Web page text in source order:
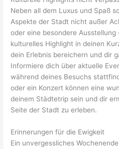
Neben all dem Luxus und Spaß
Aspekte der Stadt nicht außer
oder eine besondere Ausstellung
kulturelles Highlight in deinen
dein Erlebnis bereichern und dir
Informiere dich über aktuelle
während deines Besuchs
oder ein Konzert können eine
deinem Städtetrip sein und dir
Seite der Stadt zu erleben.
Erinnerungen für die Ewigkeit
Ein unvergessliches